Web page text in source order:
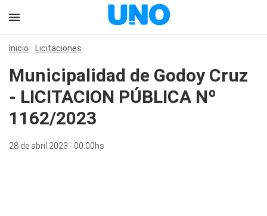
Inicio Licitaciones
Municipalidad de Godoy Cruz
- LICITACION PÚBLICA Nº
1162/2023
28 de abril 2023 - 00:00hs